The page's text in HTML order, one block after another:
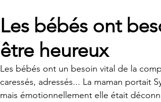
Les bébés ont
être heureux
Les bébés ont un besoin vital de la
caressés, adressés... La maman portait
mais émotionnellement elle était